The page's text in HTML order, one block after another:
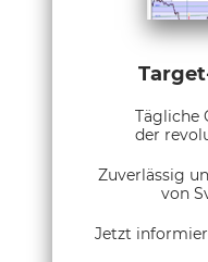
Tägliche
der
Zuverlässig
von
Jetzt